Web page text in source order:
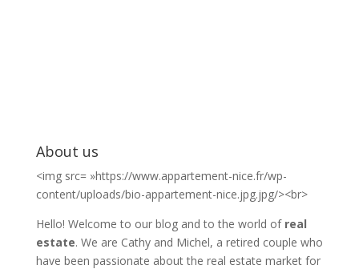
About us
<img src= »https://www.appartement-nice.fr/wp-
content/uploads/bio-appartement-nice.jpg.jpg/><br>
Hello! Welcome to our blog and to the world of real
estate. We are Cathy and Michel, a retired couple who
have been passionate about the real estate market for